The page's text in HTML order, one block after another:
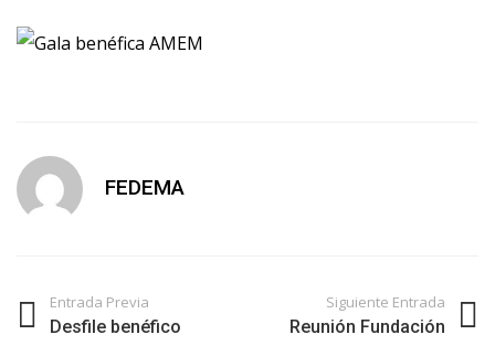
FEDEMA
Entrada Previa
Desfile benéfico
Siguiente Entrada
Reunión Fundación